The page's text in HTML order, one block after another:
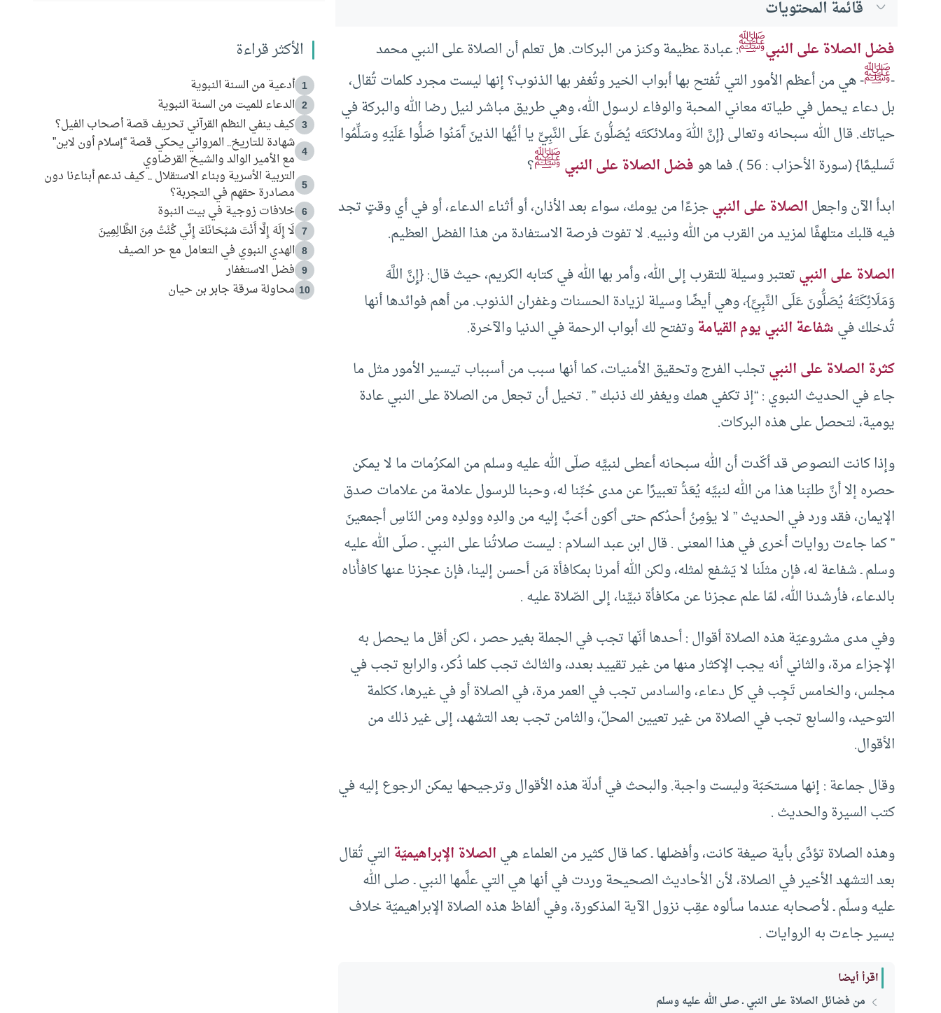
قائمة المحتويات
فضل الصلاة على النبيﷺ: عبادة عظيمة وكنز من البركات. هل تعلم أن الصلاة على النبي محمد
-ﷺ- هي من أعظم الأمور التي تُفتح بها أبواب الخير وتُغفر بها الذنوب؟ إنها ليست مجرد كلمات تُقال،
بل دعاء يحمل في طياته معاني المحبة والوفاء لرسول الله، وهي طريق مباشر لنيل رضا الله والبركة في
حياتك. قال الله سبحانه وتعالى {إنَّ اللهَ وملائكتَه يُصَلُّونَ عَلَى النَّبِيِّ يا أيُّها الذينَ آَمَنُوا صَلُّوا عَلَيْهِ وسَلِّمُوا
تَسليمًا} (سورة الأحزاب : 56 ). فما هو
فضل الصلاة على النبيﷺ؟
ابدأ الآن واجعلالصلاة على النبيجزءًا من يومك، سواء بعد الأذان، أو أثناء الدعاء، أو في أي وقتٍ تجد
فيه قلبك متلهفًا لمزيد من القرب من الله ونبيه. لا تفوت فرصة الاستفادة من هذا الفضل العظيم.
الصلاة على النبيتعتبر وسيلة للتقرب إلى الله، وأمر بها الله في كتابه الكريم، حيث قال: {إِنَّ اللَّهَ
وَمَلَائِكَتَهُ يُصَلُّونَ عَلَى النَّبِيِّ}، وهي أيضًا وسيلة لزيادة الحسنات وغفران الذنوب. من أهم فوائدها أنها
تُدخلك فيشفاعة النبي يوم القيامةوتفتح لك أبواب الرحمة في الدنيا والآخرة.
كثرة الصلاة على النبيتجلب الفرج وتحقيق الأمنيات، كما أنها سبب من أسبباب تيسير الأمور مثل ما
جاء في الحديث النبوي : “إذ تكفي همك ويغفر لك ذنبك ” . تخيل أن تجعل من الصلاة على النبي عادة
يومية، لتحصل على هذه البركات.
وإذا كانت النصوص قد أكّدت أن الله سبحانه أعطى لنبيِّه صلّى الله عليه وسلم من المكرُمات ما لا يمكن
حصره إلا أنَّ طلبَنا هذا من الله لنبيِّه يُعَدُّ تعبيرًا عن مدى حُبِّنا له، وحبنا للرسول علامة من علامات صدق
الإيمان، فقد ورد في الحديث ” لا يؤمِنُ أحدُكم حتى أكون أحَبَّ إليه من والدِه وولدِه ومن النّاسِ أجمعينَ
” كما جاءت روايات أخرى في هذا المعنى . قال ابن عبد السلام : ليست صلاتُنا على النبي ـ صلّى الله عليه
وسلم ـ شفاعة له، فإن مثلَنا لا يَشفع لمثله، ولكن الله أمرنا بمكافأة مَن أحسن إلينا، فإنْ عجزنا عنها كافأْناه
بالدعاء، فأرشدنا الله، لمّا علم عجزنا عن مكافأة نبيِّنا، إلى الصّلاة عليه .
وفي مدى مشروعيّة هذه الصلاة أقوال : أحدها أنّها تجب في الجملة بغير حصر ، لكن أقل ما يحصل به
الإجزاء مرة، والثاني أنه يجب الإكثار منها من غير تقييد بعدد، والثالث تجب كلما ذُكر، والرابع تجب في
مجلس، والخامس تَجِب في كل دعاء، والسادس تجب في العمر مرة، في الصلاة أو في غيرها، ككلمة
التوحيد، والسابع تجب في الصلاة من غير تعيين المحلّ، والثامن تجب بعد التشهد، إلى غير ذلك من
الأقوال.
وقال جماعة : إنها مستحَبّة وليست واجبة. والبحث في أدلّة هذه الأقوال وترجيحها يمكن الرجوع إليه في
كتب السيرة والحديث .
وهذه الصلاة تؤدَّى بأية صيغة كانت، وأفضلها ـ كما قال كثير من العلماء هيالصلاة الإبراهيميّةالتي تُقال
بعد التشهد الأخير في الصلاة، لأن الأحاديث الصحيحة وردت في أنها هي التي علَّمها النبي ـ صلى الله
عليه وسلّم ـ لأصحابه عندما سألوه عقِب نزول الآية المذكورة، وفي ألفاظ هذه الصلاة الإبراهيميّة خلاف
يسير جاءت به الروايات .
اقرأ أيضا
من فضائل الصلاة على النبي ـ صلى الله عليه وسلم
الأكثر قراءة
1 أدعية من السنة النبوية
2 الدعاء للميت من السنة النبوية
3 كيف ينفي النظم القرآني تحريف قصة أصحاب الفيل؟
4
شهادة للتاريخ.. المرواني يحكي قصة “إسلام أون لاين”
مع الأمير الوالد والشيخ القرضاوي
5
التربية الأسرية وبناء الاستقلال .. كيف ندعم أبناءنا دون
مصادرة حقهم في التجربة؟
6 خلافات زوجية في بيت النبوة
7 لَا إِلَهَ إِلَّا أَنْتَ سُبْحَانَكَ إِنِّي كُنْتُ مِنَ الظَّالِمِينَ
8 الهدي النبوي في التعامل مع حر الصيف
9 فضل الاستغفار
10 محاولة سرقة جابر بن حيان